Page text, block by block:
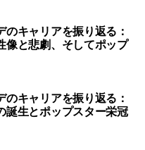
キャリアを振り返る：
像と悲劇、そしてポップ
キャリアを振り返る：
誕生とポップスター栄冠